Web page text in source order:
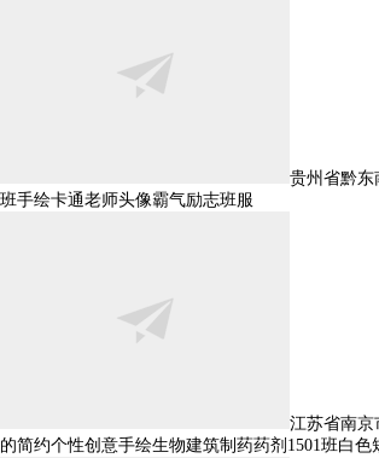
贵州省黔东
班手绘卡通老师头像霸气励志班服
江苏省南京
的简约个性创意手绘生物建筑制药药剂1501班白色